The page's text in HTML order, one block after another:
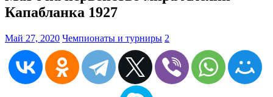
Капабланка 1927
Май 27, 2020 Чемпионаты и турниры 2